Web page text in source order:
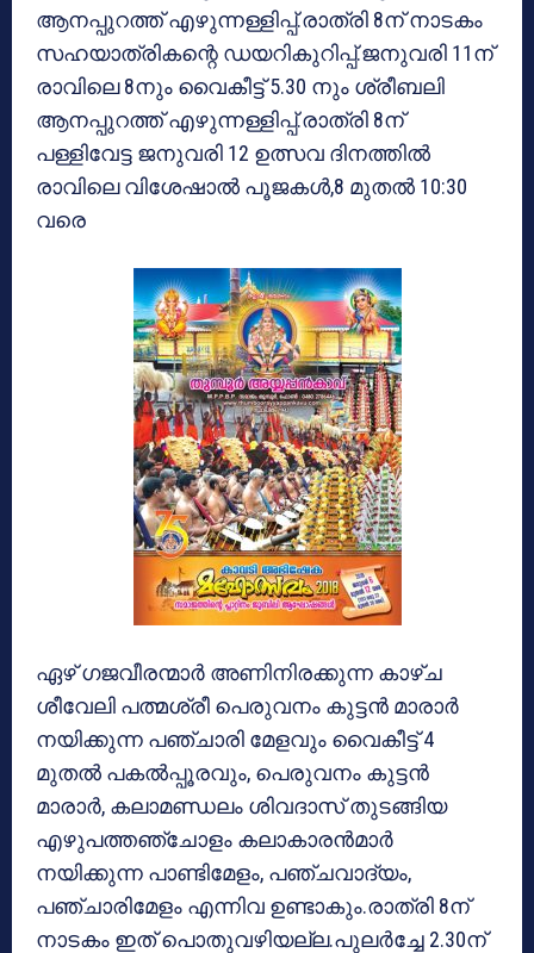
ആനപ്പുറത്ത് എഴുന്നള്ളിപ്പ്.രാത്രി 8ന് നാടകം
സഹയാത്രികന്റെ ഡയറികുറിപ്പ്.ജനുവരി 11ന്
രാവിലെ 8നും വൈകീട്ട് 5.30 നും ശ്രീബലി
ആനപ്പുറത്ത് എഴുന്നള്ളിപ്പ്.രാത്രി 8ന്
പള്ളിവേട്ട ജനുവരി 12 ഉത്സവ ദിനത്തില്‍
രാവിലെ വിശേഷാല്‍ പൂജകള്‍,8 മുതല്‍ 10:30
വരെ
ഏഴ് ഗജവീരന്മാര്‍ അണിനിരക്കുന്ന കാഴ്ച
ശീവേലി പത്മശ്രീ പെരുവനം കുട്ടന്‍ മാരാര്‍
നയിക്കുന്ന പഞ്ചാരി മേളവും വൈകീട്ട് 4
മുതല്‍ പകല്‍പ്പൂരവും, പെരുവനം കുട്ടന്‍
മാരാര്‍, കലാമണ്ഡലം ശിവദാസ് തുടങ്ങിയ
എഴുപത്തഞ്ചോളം കലാകാരന്‍മാര്‍
നയിക്കുന്ന പാണ്ടിമേളം, പഞ്ചവാദ്യം,
പഞ്ചാരിമേളം എന്നിവ ഉണ്ടാകും.രാത്രി 8ന്
നാടകം ഇത് പൊതുവഴിയല്ല.പുലര്‍ച്ചേ 2.30ന്